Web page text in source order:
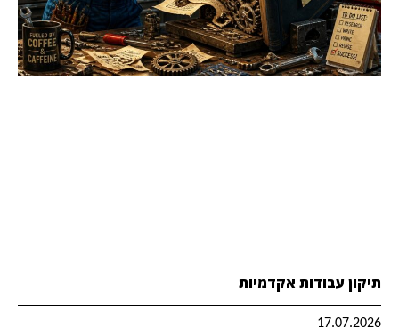
תיקון עבודות אקדמיות
17.07.2026